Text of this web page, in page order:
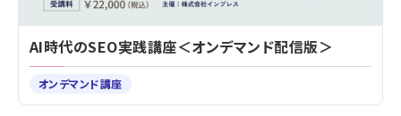
AI時代のSEO実践講座＜オンデマンド配信版＞
オンデマンド講座